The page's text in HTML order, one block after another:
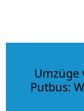
Umzüge
Putbus: